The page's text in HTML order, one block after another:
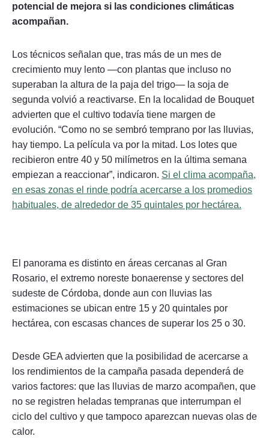
potencial de mejora si las condiciones climáticas
acompañan.
Los técnicos señalan que, tras más de un mes de
crecimiento muy lento —con plantas que incluso no
superaban la altura de la paja del trigo— la soja de
segunda volvió a reactivarse. En la localidad de Bouquet
advierten que el cultivo todavía tiene margen de
evolución. “Como no se sembró temprano por las lluvias,
hay tiempo. La película va por la mitad. Los lotes que
recibieron entre 40 y 50 milímetros en la última semana
empiezan a reaccionar”, indicaron. Si el clima acompaña,
en esas zonas el rinde podría acercarse a los promedios
habituales, de alrededor de 35 quintales por hectárea.
El panorama es distinto en áreas cercanas al Gran
Rosario, el extremo noreste bonaerense y sectores del
sudeste de Córdoba, donde aun con lluvias las
estimaciones se ubican entre 15 y 20 quintales por
hectárea, con escasas chances de superar los 25 o 30.
Desde GEA advierten que la posibilidad de acercarse a
los rendimientos de la campaña pasada dependerá de
varios factores: que las lluvias de marzo acompañen, que
no se registren heladas tempranas que interrumpan el
ciclo del cultivo y que tampoco aparezcan nuevas olas de
calor.